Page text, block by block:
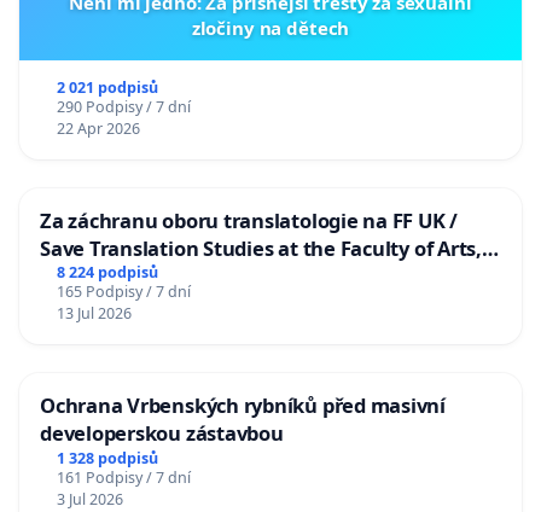
zločiny na dětech
2 021 podpisů
290 Podpisy / 7 dní
22 Apr 2026
Za záchranu oboru translatologie na FF UK /
Save Translation Studies at the Faculty of Arts,
Charles University
8 224 podpisů
165 Podpisy / 7 dní
13 Jul 2026
Ochrana Vrbenských rybníků před masivní
developerskou zástavbou
1 328 podpisů
161 Podpisy / 7 dní
3 Jul 2026